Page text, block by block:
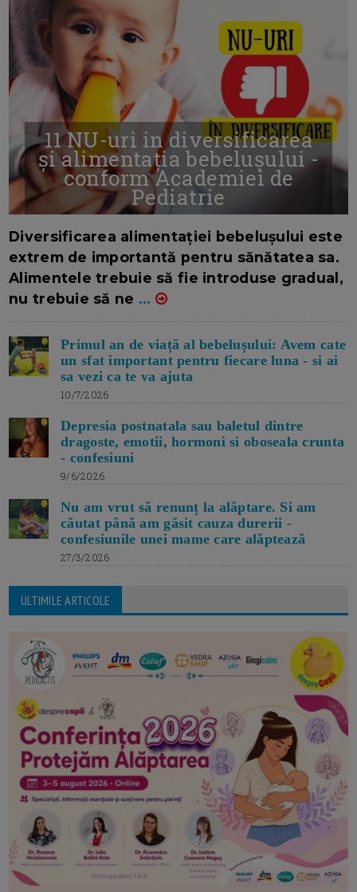
11 NU-uri in diversificarea
și alimentația bebelușului -
conform Academiei de
Pediatrie
Diversificarea alimentației bebelușului este
extrem de importantă pentru sănătatea sa.
Alimentele trebuie să fie introduse gradual,
nu trebuie să ne ...
Primul an de viață al bebelușului: Avem cate
un sfat important pentru fiecare luna - si ai
sa vezi ca te va ajuta
10/7/2026
Depresia postnatala sau baletul dintre
dragoste, emotii, hormoni si oboseala crunta
- confesiuni
9/6/2026
Nu am vrut să renunț la alăptare. Si am
căutat până am găsit cauza durerii -
confesiunile unei mame care alăptează
27/3/2026
ULTIMILE ARTICOLE